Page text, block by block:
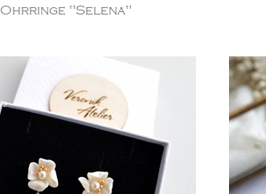
Ohrringe "Selena"